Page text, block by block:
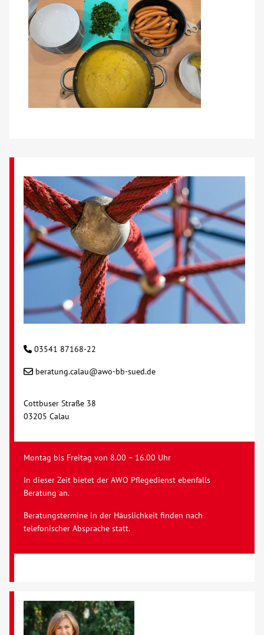
03541 87168-22
beratung.calau@awo-bb-sued.de
Cottbuser Straße 38
03205 Calau
Montag bis Freitag von 8.00 – 16.00 Uhr
In dieser Zeit bietet der AWO Pflegedienst ebenfalls
Beratung an.
Beratungstermine in der Häuslichkeit finden nach
telefonischer Absprache statt.